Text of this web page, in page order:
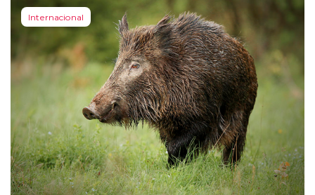
Internacional